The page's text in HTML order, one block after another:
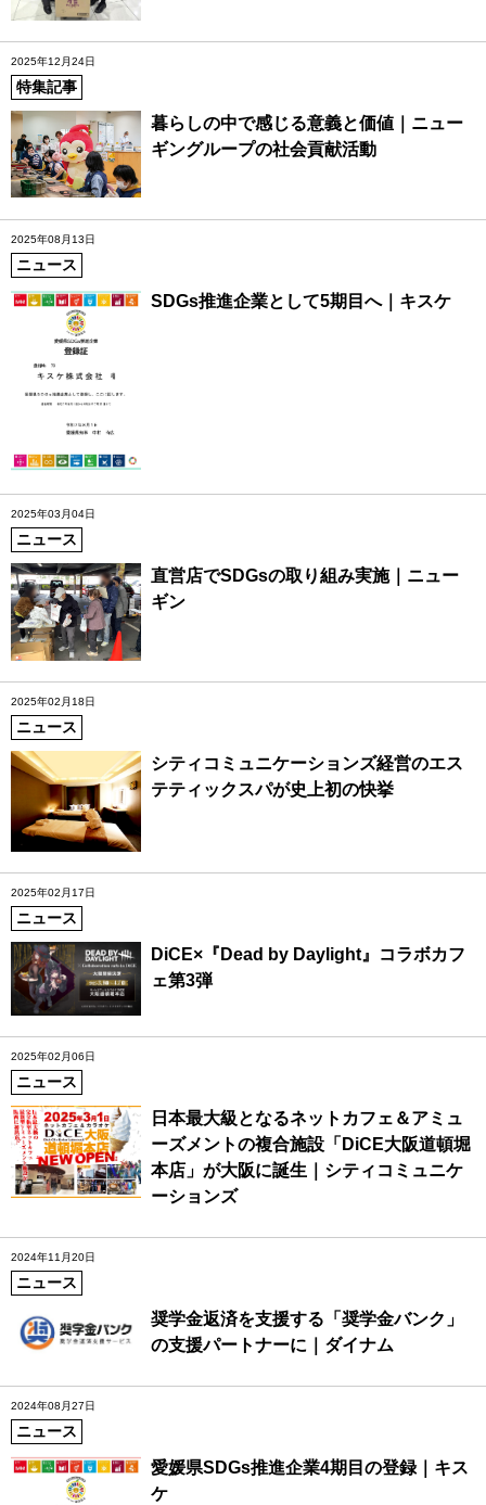
2025年12月24日
特集記事
暮らしの中で感じる意義と価値｜ニュー
ギングループの社会貢献活動
2025年08月13日
ニュース
SDGs推進企業として5期目へ｜キスケ
2025年03月04日
ニュース
直営店でSDGsの取り組み実施｜ニュー
ギン
2025年02月18日
ニュース
シティコミュニケーションズ経営のエス
テティックスパが史上初の快挙
2025年02月17日
ニュース
DiCE×『Dead by Daylight』コラボカフ
ェ第3弾
2025年02月06日
ニュース
日本最大級となるネットカフェ＆アミュ
ーズメントの複合施設「DiCE大阪道頓堀
本店」が大阪に誕生｜シティコミュニケ
ーションズ
2024年11月20日
ニュース
奨学金返済を支援する「奨学金バンク」
の支援パートナーに｜ダイナム
2024年08月27日
ニュース
愛媛県SDGs推進企業4期目の登録｜キス
ケ